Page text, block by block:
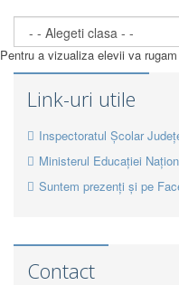
Pentru a vizualiza elevii va
Link-uri utile
Inspectoratul Școlar
Ministerul Educației
Suntem prezenți și pe
Contact